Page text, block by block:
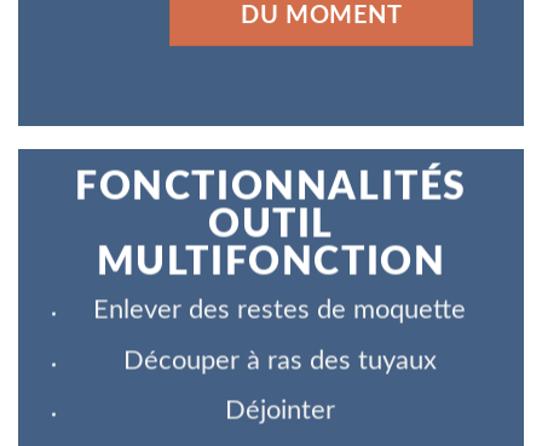
DU MOMENT
FONCTIONNALITÉS
OUTIL
MULTIFONCTION
Enlever des restes de moquette
Découper à ras des tuyaux
Déjointer